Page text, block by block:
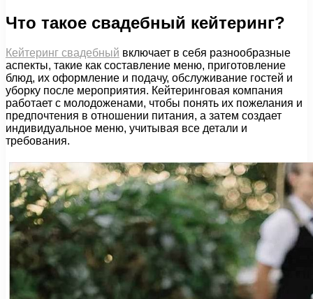
Что такое свадебный кейтеринг?
Кейтеринг свадебный включает в себя разнообразные
аспекты, такие как составление меню, приготовление
блюд, их оформление и подачу, обслуживание гостей и
уборку после мероприятия. Кейтеринговая компания
работает с молодоженами, чтобы понять их пожелания и
предпочтения в отношении питания, а затем создает
индивидуальное меню, учитывая все детали и
требования.